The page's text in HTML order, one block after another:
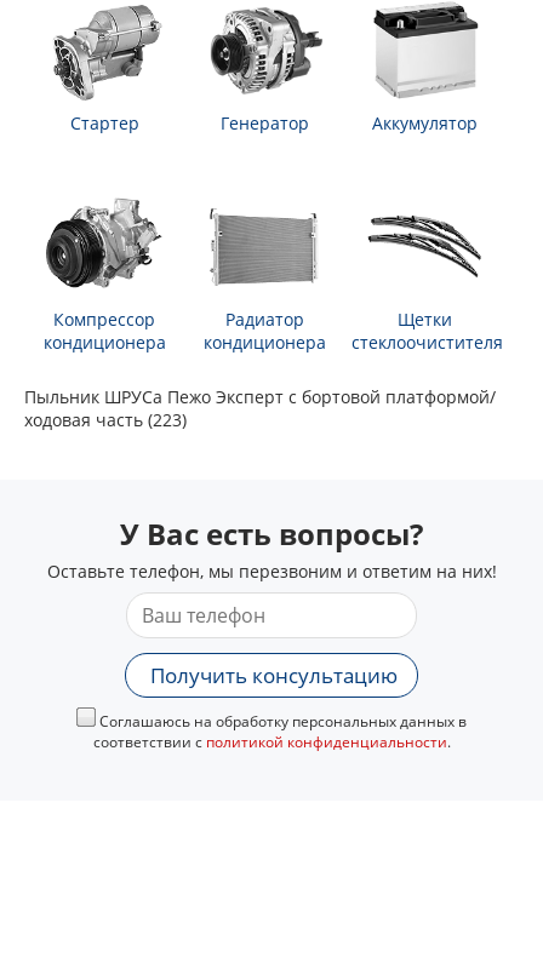
Стартер Генератор Аккумулятор
Компрессор
кондиционера
Радиатор
кондиционера
Щетки
стеклоочистителя
Пыльник ШРУСа Пежо Эксперт c бортовой платформой/
ходовая часть (223)
У Вас есть вопросы?
Оставьте телефон, мы перезвоним и ответим на них!
Получить консультацию
Соглашаюсь на обработку персональных данных в
соответствии с политикой конфиденциальности.